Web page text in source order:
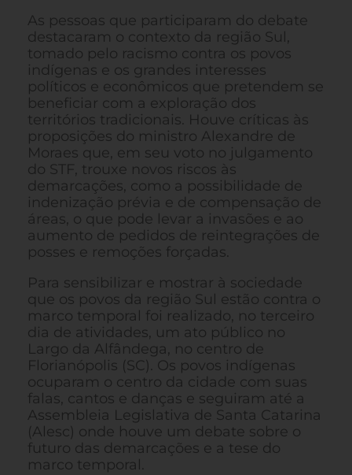
As pessoas que participaram do debate
destacaram o contexto da região Sul,
tomado pelo racismo contra os povos
indígenas e os grandes interesses
políticos e econômicos que pretendem se
beneficiar com a exploração dos
territórios tradicionais. Houve críticas às
proposições do ministro Alexandre de
Moraes que, em seu voto no julgamento
do STF, trouxe novos riscos às
demarcações, como a possibilidade de
indenização prévia e de compensação de
áreas, o que pode levar a invasões e ao
aumento de pedidos de reintegrações de
posses e remoções forçadas.
Para sensibilizar e mostrar à sociedade
que os povos da região Sul estão contra o
marco temporal foi realizado, no terceiro
dia de atividades, um ato público no
Largo da Alfândega, no centro de
Florianópolis (SC). Os povos indígenas
ocuparam o centro da cidade com suas
falas, cantos e danças e seguiram até a
Assembleia Legislativa de Santa Catarina
(Alesc) onde houve um debate sobre o
futuro das demarcações e a tese do
marco temporal.